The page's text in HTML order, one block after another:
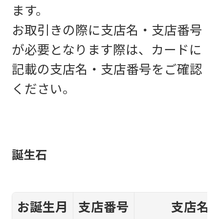
ます。
お取引きの際に支店名・支店番号
が必要となります際は、カードに
記載の支店名・支店番号をご確認
ください。
誕生石
お誕生月 支店番号
支店名